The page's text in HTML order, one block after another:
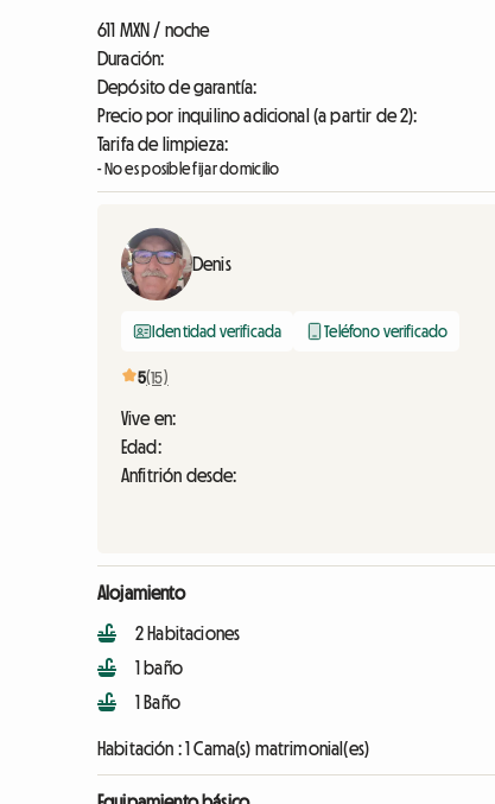
611 MXN / noche
Duración:
Depósito de garantía:
Precio por inquilino adicional (a partir de 2):
Tarifa de limpieza:
- No es posible fijar domicilio
Denis
Identidad verificada Teléfono verificado
5(15)
Vive en:
Edad:
Anfitrión desde:
Alojamiento
2 Habitaciones
1 baño
1 Baño
Habitación :1 Cama(s) matrimonial(es)